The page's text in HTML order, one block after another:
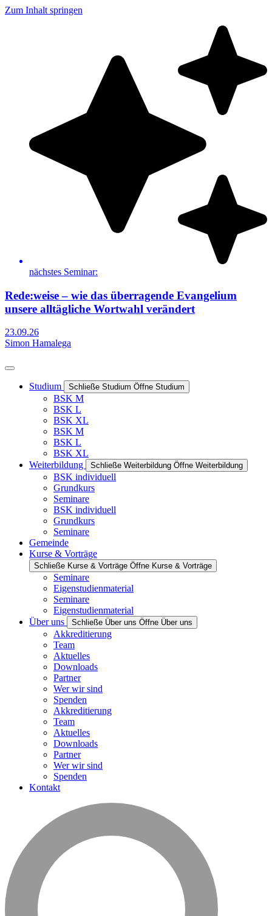
Zum Inhalt springen
nächstes Seminar:
Rede:weise – wie das überragende Evangelium
unsere alltägliche Wortwahl verändert
23.09.26
Simon Hamalega
Studium Schließe Studium Öffne Studium
BSK M
BSK L
BSK XL
BSK M
BSK L
BSK XL
Weiterbildung
Schließe Weiterbildung Öffne Weiterbildung
BSK individuell
Grundkurs
Seminare
BSK individuell
Grundkurs
Seminare
Gemeinde
Kurse & Vorträge
Schließe Kurse & Vorträge Öffne Kurse & Vorträge
Seminare
Eigenstudienmaterial
Seminare
Eigenstudienmaterial
Über uns
Schließe Über uns Öffne Über uns
Akkreditierung
Team
Aktuelles
Downloads
Partner
Wer wir sind
Spenden
Akkreditierung
Team
Aktuelles
Downloads
Partner
Wer wir sind
Spenden
Kontakt